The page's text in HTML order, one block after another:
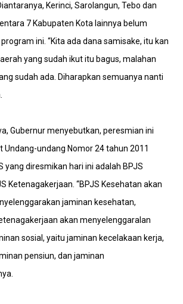
Kerinci, Sarolangun, Tebo dan
7 Kabupaten Kota lainnya belum
ini. “Kita ada dana samisake, itu kan
yang sudah ikut itu bagus, malahan
sudah ada. Diharapkan semuanya nanti
Gubernur menyebutkan, peresmian ini
undang Nomor 24 tahun 2011
yang diresmikan hari ini adalah BPJS
Ketenagakerjaan. “BPJS Kesehatan akan
jaminan kesehatan,
akan menyelenggaralan
sosial, yaitu jaminan kecelakaan kerja,
pensiun, dan jaminan